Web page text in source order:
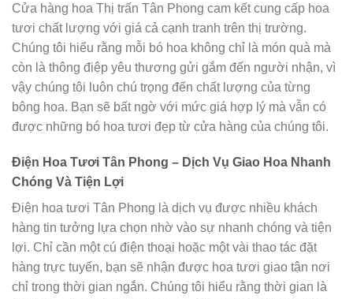
Cửa hàng hoa Thị trấn Tân Phong cam kết cung cấp hoa
tươi chất lượng với giá cả cạnh tranh trên thị trường.
Chúng tôi hiểu rằng mỗi bó hoa không chỉ là món quà mà
còn là thông điệp yêu thương gửi gắm đến người nhận, vì
vậy chúng tôi luôn chú trọng đến chất lượng của từng
bông hoa. Bạn sẽ bất ngờ với mức giá hợp lý mà vẫn có
được những bó hoa tươi đẹp từ cửa hàng của chúng tôi.
Điện Hoa Tươi Tân Phong – Dịch Vụ Giao Hoa Nhanh
Chóng Và Tiện Lợi
Điện hoa tươi Tân Phong là dịch vụ được nhiều khách
hàng tin tưởng lựa chọn nhờ vào sự nhanh chóng và tiện
lợi. Chỉ cần một cú điện thoại hoặc một vài thao tác đặt
hàng trực tuyến, bạn sẽ nhận được hoa tươi giao tận nơi
chỉ trong thời gian ngắn. Chúng tôi hiểu rằng thời gian là